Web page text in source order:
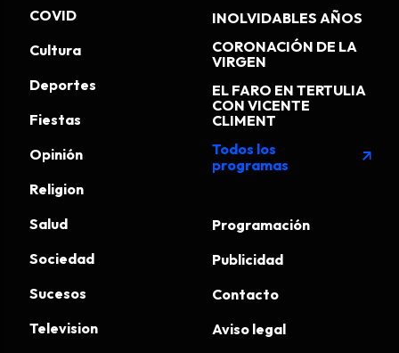
COVID
Cultura
Deportes
Fiestas
Opinión
Religion
Salud
Sociedad
Sucesos
Television
INOLVIDABLES AÑOS
CORONACIÓN DE LA
VIRGEN
EL FARO EN TERTULIA
CON VICENTE
CLIMENT
Todos los
programas
arrow_outward
Programación
Publicidad
Contacto
Aviso legal